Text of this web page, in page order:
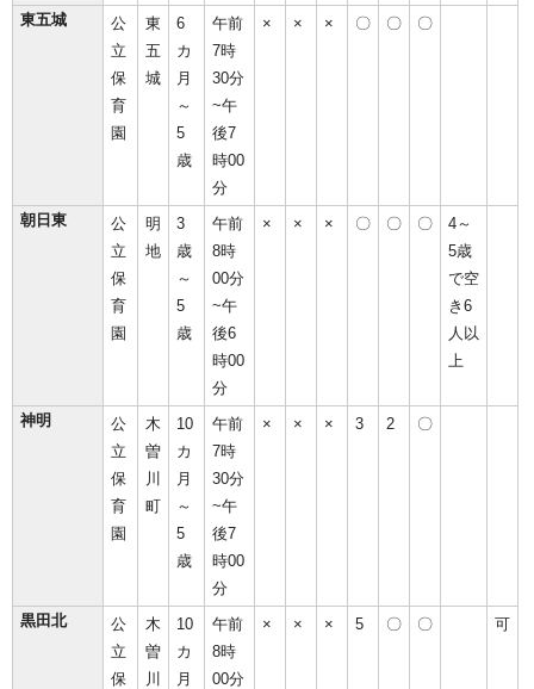
東五城
公
立
保
育
園
東
五
城
6
カ
月
～
5
歳
午前
7時
30分
~午
後7
時00
分
× × × 〇 〇 〇
朝日東
公
立
保
育
園
明
地
3
歳
～
5
歳
午前
8時
00分
~午
後6
時00
分
× × × 〇 〇 〇
4～
5歳
で空
き6
人以
上
神明
公
立
保
育
園
木
曽
川
町
10
カ
月
～
5
歳
午前
7時
30分
~午
後7
時00
分
× × × 3 2 〇
黒田北
公
立
保
木
曽
川
10
カ
月
午前
8時
00分
× × × 5 〇 〇 可